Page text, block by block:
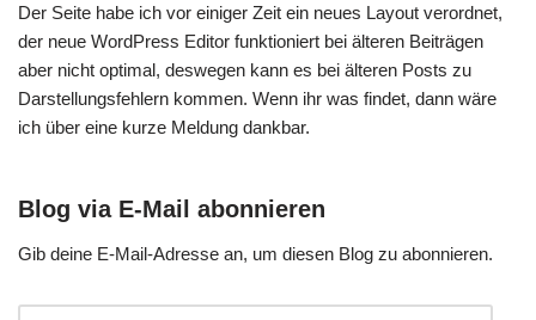
Der Seite habe ich vor einiger Zeit ein neues Layout verordnet,
der neue WordPress Editor funktioniert bei älteren Beiträgen
aber nicht optimal, deswegen kann es bei älteren Posts zu
Darstellungsfehlern kommen. Wenn ihr was findet, dann wäre
ich über eine kurze Meldung dankbar.
Blog via E-Mail abonnieren
Gib deine E-Mail-Adresse an, um diesen Blog zu abonnieren.